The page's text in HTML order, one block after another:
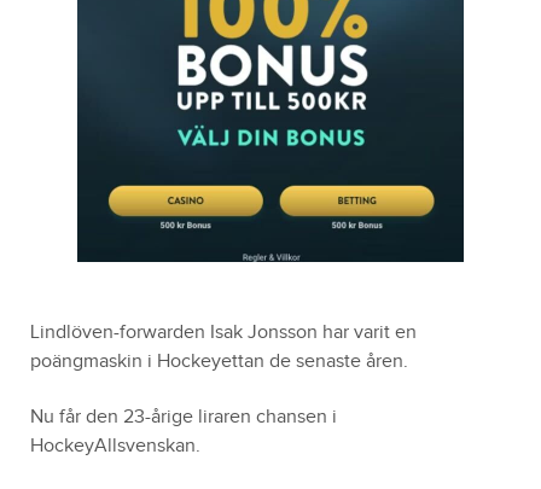
Lindlöven-forwarden Isak Jonsson har varit en
poängmaskin i Hockeyettan de senaste åren.
Nu får den 23-årige liraren chansen i
HockeyAllsvenskan.